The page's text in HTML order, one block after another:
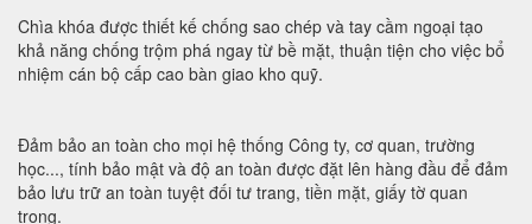
Chìa khóa được thiết kế chống sao chép và tay cầm ngoại tạo
khả năng chống trộm phá ngay từ bề mặt, thuận tiện cho việc bổ
nhiệm cán bộ cấp cao bàn giao kho quỹ.
Đảm bảo an toàn cho mọi hệ thống Công ty, cơ quan, trường
học..., tính bảo mật và độ an toàn được đặt lên hàng đầu để đảm
bảo lưu trữ an toàn tuyệt đối tư trang, tiền mặt, giấy tờ quan
trọng.